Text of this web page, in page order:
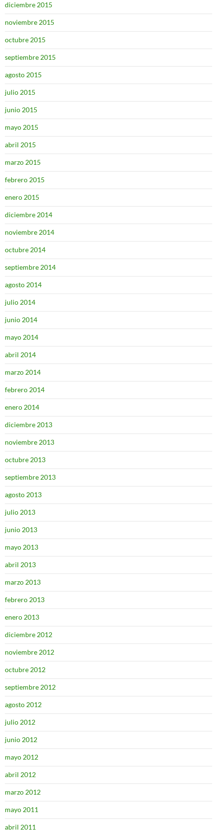
diciembre 2015
noviembre 2015
octubre 2015
septiembre 2015
agosto 2015
julio 2015
junio 2015
mayo 2015
abril 2015
marzo 2015
febrero 2015
enero 2015
diciembre 2014
noviembre 2014
octubre 2014
septiembre 2014
agosto 2014
julio 2014
junio 2014
mayo 2014
abril 2014
marzo 2014
febrero 2014
enero 2014
diciembre 2013
noviembre 2013
octubre 2013
septiembre 2013
agosto 2013
julio 2013
junio 2013
mayo 2013
abril 2013
marzo 2013
febrero 2013
enero 2013
diciembre 2012
noviembre 2012
octubre 2012
septiembre 2012
agosto 2012
julio 2012
junio 2012
mayo 2012
abril 2012
marzo 2012
mayo 2011
abril 2011